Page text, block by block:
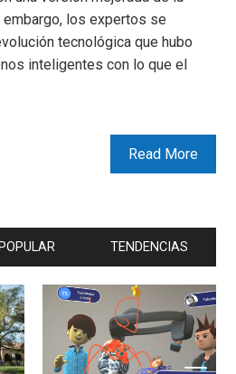
embargo, los expertos se
tecnológica que hubo
inteligentes con lo que el
Read More
POPULAR TENDENCIAS